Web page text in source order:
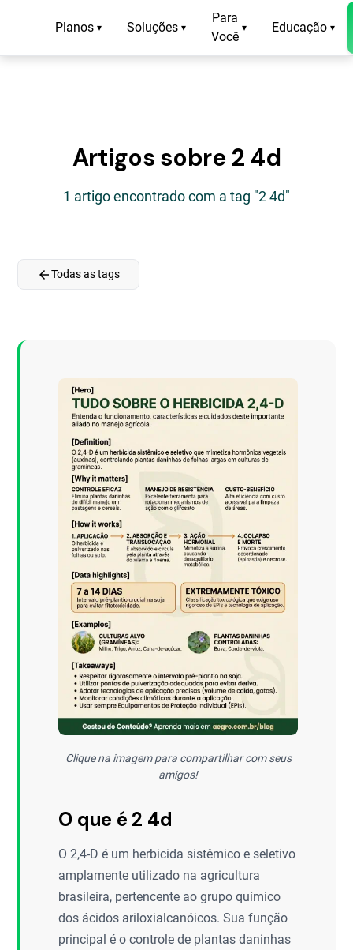
Planos ▾ Soluções ▾
Para
Você
▾ Educação ▾
Artigos sobre 2 4d
1 artigo encontrado com a tag "2 4d"
arrow_backTodas as tags
Clique na imagem para compartilhar com seus
amigos!
O que é 2 4d
O 2,4-D é um herbicida sistêmico e seletivo
amplamente utilizado na agricultura
brasileira, pertencente ao grupo químico
dos ácidos ariloxialcanóicos. Sua função
principal é o controle de plantas daninhas